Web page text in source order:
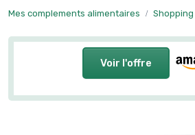
Mes complements alimentaires Shopping
Voir l'offre